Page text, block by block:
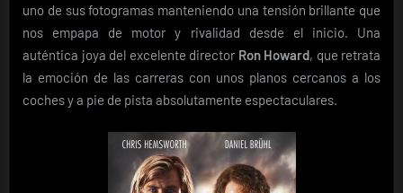
uno de sus fotogramas manteniendo una tensión brillante que
nos empapa de motor y rivalidad desde el inicio. Una
auténtica joya del excelente director Ron Howard, que retrata
la emoción de las carreras con unos planos cercanos a los
coches y a pie de pista absolutamente espectaculares.